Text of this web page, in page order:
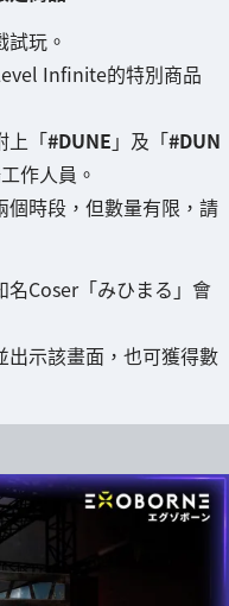
玩。
Infinite的特別商品
上「#DUNE 」及「#DUN
作人員。
時段，但數量有限，請
名Coser「みひまる」會
出示該畫面，也可獲得數